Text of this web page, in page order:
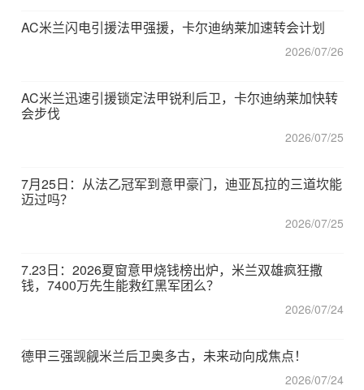
AC米兰闪电引援法甲强援，卡尔迪纳莱加速转会计划
2026/07/26
AC米兰迅速引援锁定法甲锐利后卫，卡尔迪纳莱加快转
会步伐
2026/07/25
7月25日：从法乙冠军到意甲豪门，迪亚瓦拉的三道坎能
迈过吗？
2026/07/25
7.23日：2026夏窗意甲烧钱榜出炉，米兰双雄疯狂撒
钱，7400万先生能救红黑军团么？
2026/07/24
德甲三强觊觎米兰后卫奥多古，未来动向成焦点！
2026/07/24